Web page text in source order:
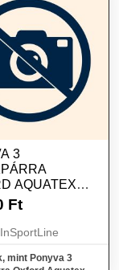
3
AQUATEX
Ft
InSportLine
mint Ponyva 3